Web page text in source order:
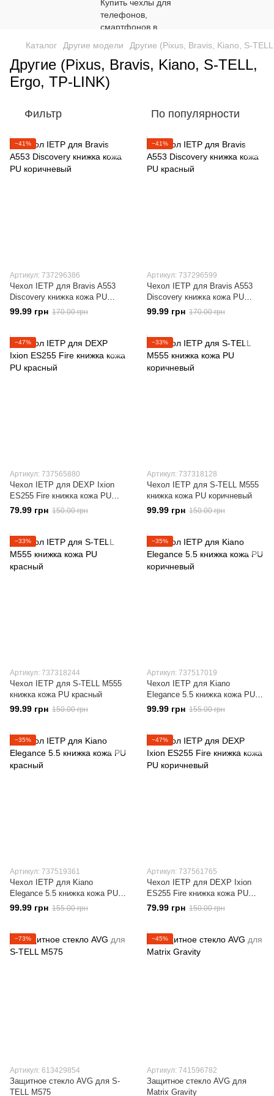
Каталог Другие модели Другие (Pixus, Bravis, Kiano, S-
Другие (Pixus, Bravis, Kiano, S-TELL,
Ergo, TP-LINK)
Фильтр По популярности
−41%
Артикул: 737296386
Чехол IETP для Bravis A553
Discovery книжка кожа PU
коричневый
99.99 грн 170.00 грн
−41%
Артикул: 737296599
Чехол IETP для Bravis A553
Discovery книжка кожа PU
красный
99.99 грн 170.00 грн
−47%
Артикул: 737565880
Чехол IETP для DEXP Ixion
ES255 Fire книжка кожа PU
красный
79.99 грн 150.00 грн
−33%
Артикул: 737318128
Чехол IETP для S-TELL M555
книжка кожа PU коричневый
99.99 грн 150.00 грн
−33%
Артикул: 737318244
Чехол IETP для S-TELL M555
книжка кожа PU красный
99.99 грн 150.00 грн
−35%
Артикул: 737517019
Чехол IETP для Kiano
Elegance 5.5 книжка кожа PU
коричневый
99.99 грн 155.00 грн
−35%
Артикул: 737519361
Чехол IETP для Kiano
Elegance 5.5 книжка кожа PU
красный
99.99 грн 155.00 грн
−47%
Артикул: 737561765
Чехол IETP для DEXP Ixion
ES255 Fire книжка кожа PU
коричневый
79.99 грн 150.00 грн
−73%
Артикул: 613429854
Защитное стекло AVG для S-
TELL M575
−45%
Артикул: 741596782
Защитное стекло AVG для
Matrix Gravity